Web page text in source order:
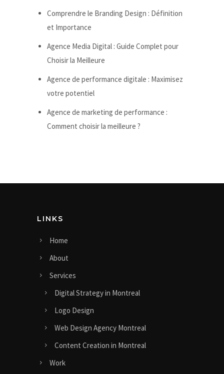
Comprendre le Branding Design : Définition
et Importance
Agence Media Digital : Guide Complet pour
Choisir la Meilleure
Agence de performance digitale : Maximisez
votre potentiel
Agence de marketing de performance :
Comment choisir la meilleure ?
LINKS
Home
About
Services
Digital Strategy in Montreal
Logo Design
Web Design Agency Montreal
Content Creation in Montreal
Work